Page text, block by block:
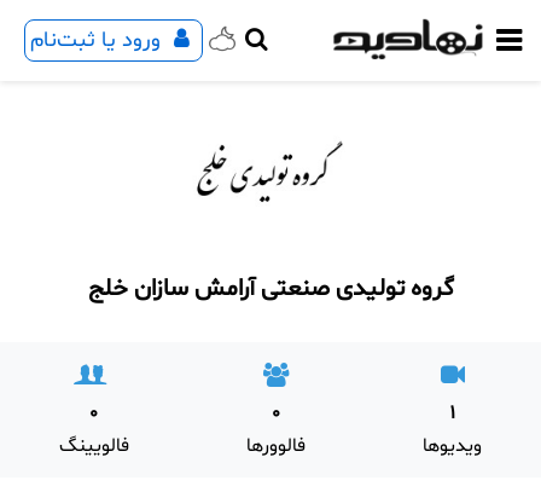
ورود یا ثبت‌نام
گروه تولیدی صنعتی آرامش سازان خلج
1
ویدیوها
0
فالوورها
0
فالویینگ